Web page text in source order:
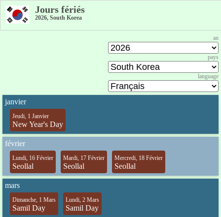
Jours fériés
2026, South Korea
an
pays
language
janvier
Jeudi, 1 Janvier
New Year's Day
février
Lundi, 16 Février
Seollal
Mardi, 17 Février
Seollal
Mercredi, 18 Février
Seollal
mars
Dimanche, 1 Mars
Samil Day
Lundi, 2 Mars
Samil Day